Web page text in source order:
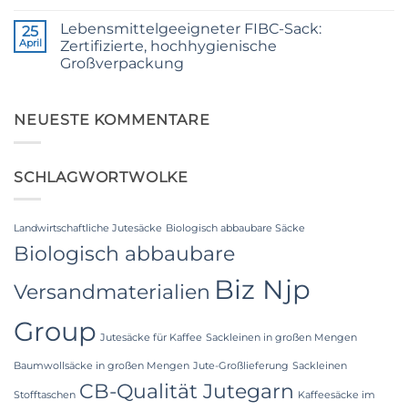
Weaving,
Packaging
and
Industrial
Applications
zu
The
Ultimate
Guide
Woven
Bags
a
Premier
in
25
April
Lebensmittelgeeigneter FIBC-Sack:
Zertifizierte, hochhygienische
Großverpackung
Food
Grade
High-
NEUESTE KOMMENTARE
SCHLAGWORTWOLKE
Landwirtschaftliche Jutesäcke Biologisch abbaubare Säcke
Biologisch abbaubare
Versandmaterialien Biz Njp
Group Jutesäcke für Kaffee Sackleinen in großen Mengen
Baumwollsäcke in großen Mengen Jute-Großlieferung Sackleinen
Stofftaschen CB-Qualität Jutegarn Kaffeesäcke im